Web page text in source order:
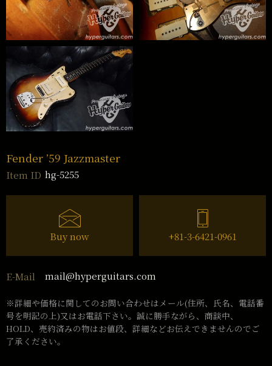
Fender ’59 Jazzmaster
Item ID hg-5255
Buy now +81-3-6421-0961
E-Mail mail@hyperguitars.com
※詳細や価格に関してのお問い合わせはメール(住所、氏名、電話番
号を明記の上)又はお電話下さい。誠に勝手ながら、商談中、
HOLD、売約済みの物はお値段、詳細などお伝えできませんのでご
了承ください。